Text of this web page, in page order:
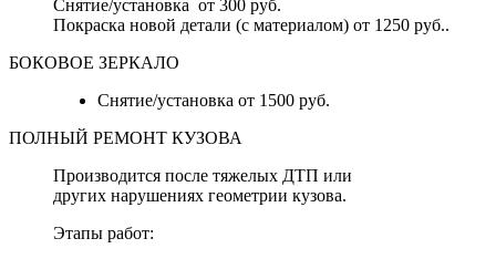
Снятие/установка от 300 руб.
Покраска новой детали (с материалом) от 1250 руб..
БОКОВОЕ ЗЕРКАЛО
Снятие/установка от 1500 руб.
ПОЛНЫЙ РЕМОНТ КУЗОВА
Производится после тяжелых ДТП или
других нарушениях геометрии кузова.
Этапы работ: